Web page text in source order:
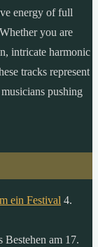
energy of full
you are
intricate harmonic
tracks represent
pushing
ein Festival 4.
Bestehen am 17.